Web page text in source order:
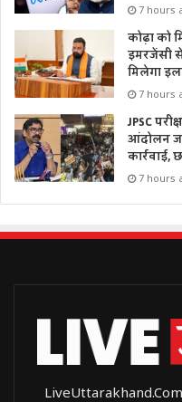
7 hours
कोढ़ा को
इमरजेंसी
मिलेगा
7 hours
JPSC
आंदोलन
कार्रवाई,
7 hours